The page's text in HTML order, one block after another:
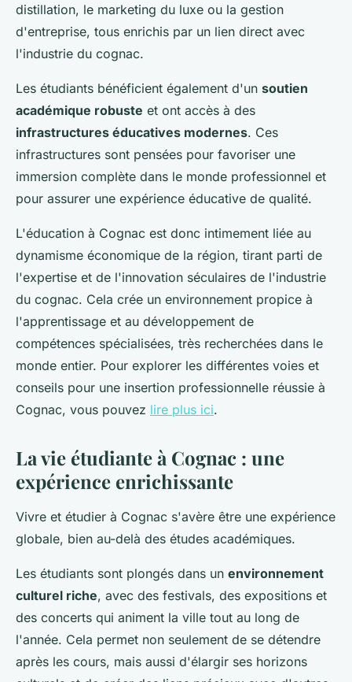
distillation, le marketing du luxe ou la gestion
d'entreprise, tous enrichis par un lien direct avec
l'industrie du cognac.
Les étudiants bénéficient également d'un soutien
académique robuste et ont accès à des
infrastructures éducatives modernes. Ces
infrastructures sont pensées pour favoriser une
immersion complète dans le monde professionnel et
pour assurer une expérience éducative de qualité.
L'éducation à Cognac est donc intimement liée au
dynamisme économique de la région, tirant parti de
l'expertise et de l'innovation séculaires de l'industrie
du cognac. Cela crée un environnement propice à
l'apprentissage et au développement de
compétences spécialisées, très recherchées dans le
monde entier. Pour explorer les différentes voies et
conseils pour une insertion professionnelle réussie à
Cognac, vous pouvez lire plus ici.
La vie étudiante à Cognac : une
expérience enrichissante
Vivre et étudier à Cognac s'avère être une expérience
globale, bien au-delà des études académiques.
Les étudiants sont plongés dans un environnement
culturel riche, avec des festivals, des expositions et
des concerts qui animent la ville tout au long de
l'année. Cela permet non seulement de se détendre
après les cours, mais aussi d'élargir ses horizons